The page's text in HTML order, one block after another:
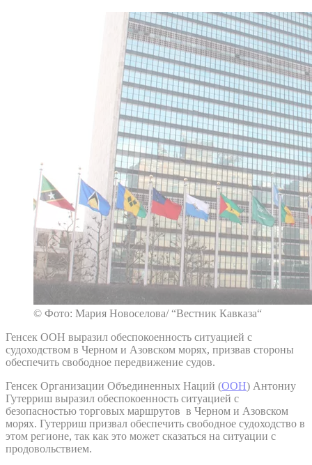
© Фото: Мария Новоселова/ “Вестник Кавказа“
Генсек ООН выразил обеспокоенность ситуацией с
судоходством в Черном и Азовском морях, призвав стороны
обеспечить свободное передвижение судов.
Генсек Организации Объединенных Наций (ООН) Антониу
Гутерриш выразил обеспокоенность ситуацией с
безопасностью торговых маршрутов в Черном и Азовском
морях. Гутерриш призвал обеспечить свободное судоходство в
этом регионе, так как это может сказаться на ситуации с
продовольствием.